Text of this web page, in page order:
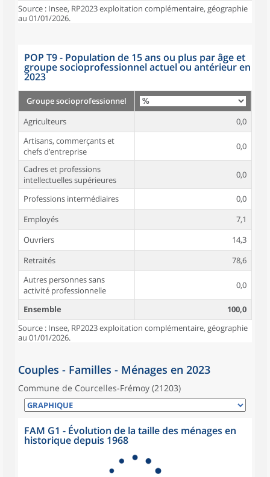
Source : Insee, RP2023 exploitation complémentaire, géographie
au 01/01/2026.
POP T9 - Population de 15 ans ou plus par âge et
groupe socioprofessionnel actuel ou antérieur en
2023
Groupe socioprofessionnel
Agriculteurs
0,0
Artisans, commerçants et
chefs d’entreprise
0,0
Cadres et professions
intellectuelles supérieures
0,0
Professions intermédiaires
0,0
Employés
7,1
Ouvriers
14,3
Retraités
78,6
Autres personnes sans
activité professionnelle
0,0
Ensemble
100,0
Source : Insee, RP2023 exploitation complémentaire, géographie
au 01/01/2026.
Couples - Familles - Ménages en 2023
Commune de Courcelles-Frémoy (21203)
FAM G1 - Évolution de la taille des ménages en
historique depuis 1968